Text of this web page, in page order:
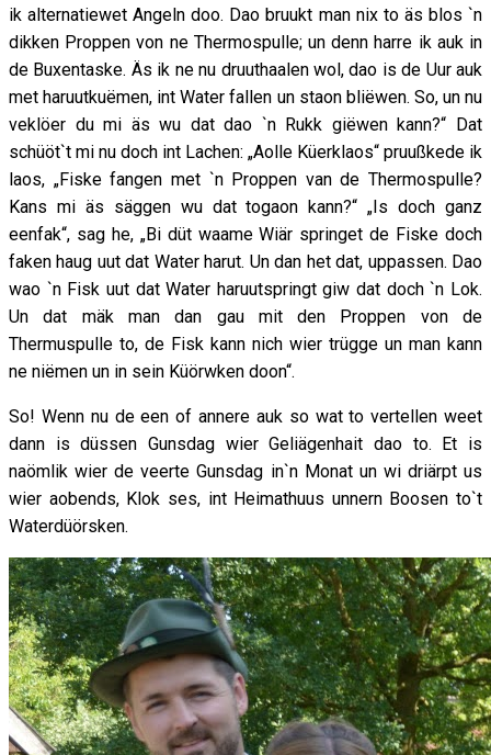
ik alternatiewet Angeln doo. Dao bruukt man nix to äs blos `n
dikken Proppen von ne Thermospulle; un denn harre ik auk in
de Buxentaske. Äs ik ne nu druuthaalen wol, dao is de Uur auk
met haruutkuëmen, int Water fallen un staon bliëwen. So, un nu
veklöer du mi äs wu dat dao `n Rukk giëwen kann?“ Dat
schüöt`t mi nu doch int Lachen: „Aolle Küerklaos“ pruußkede ik
laos, „Fiske fangen met `n Proppen van de Thermospulle?
Kans mi äs säggen wu dat togaon kann?“ „Is doch ganz
eenfak“, sag he, „Bi düt waame Wiär springet de Fiske doch
faken haug uut dat Water harut. Un dan het dat, uppassen. Dao
wao `n Fisk uut dat Water haruutspringt giw dat doch `n Lok.
Un dat mäk man dan gau mit den Proppen von de
Thermuspulle to, de Fisk kann nich wier trügge un man kann
ne niëmen un in sein Küörwken doon“.
So! Wenn nu de een of annere auk so wat to vertellen weet
dann is düssen Gunsdag wier Geliägenhait dao to. Et is
naömlik wier de veerte Gunsdag in`n Monat un wi driärpt us
wier aobends, Klok ses, int Heimathuus unnern Boosen to`t
Waterdüörsken.